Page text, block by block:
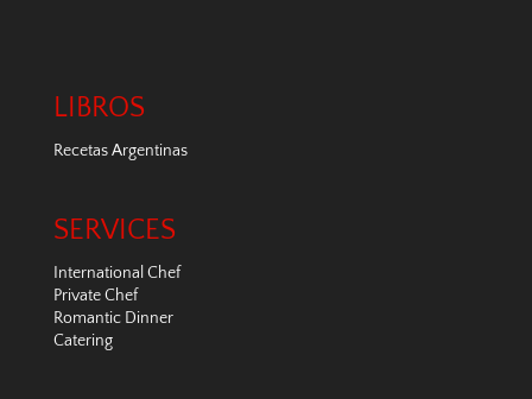
LIBROS
Recetas Argentinas
SERVICES
International Chef
Private Chef
Romantic Dinner
Catering